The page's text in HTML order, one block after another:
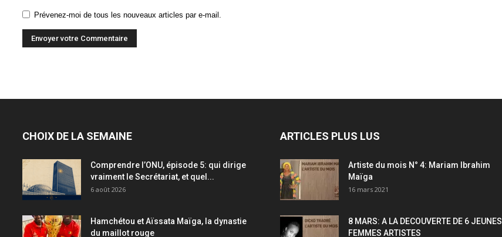
Prévenez-moi de tous les nouveaux articles par e-mail.
CHOIX DE LA SEMAINE
Comprendre l’ONU, épisode 5: qui dirige
vraiment le Secrétariat, et quel...
6 août 2026
Hamchétou et Aïssata Maïga, la dynastie
du maillot rouge
ARTICLES PLUS LUS
Artiste du mois N° 4: Mariam Ibrahim
Maïga
16 mars 2021
8 MARS: A LA DECOUVERTE DE 6 JEUNES
FEMMES ARTISTES